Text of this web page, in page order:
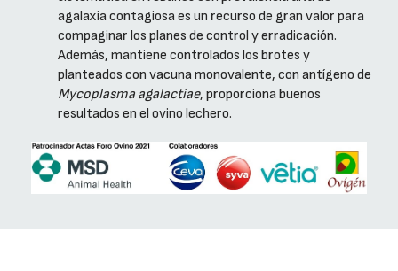
agalaxia contagiosa es un recurso de gran valor para
compaginar los planes de control y erradicación.
Además, mantiene controlados los brotes y
planteados con vacuna monovalente, con antígeno de
Mycoplasma agalactiae, proporciona buenos
resultados en el ovino lechero.